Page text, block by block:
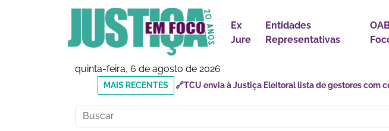
Ex
Jure
Entidades
Representativas
quinta-feira, 6 de agosto de 2026
MAIS
RECENTES
🔗Doutor Luizinho: Cadastro Nacional para Pacientes
Social